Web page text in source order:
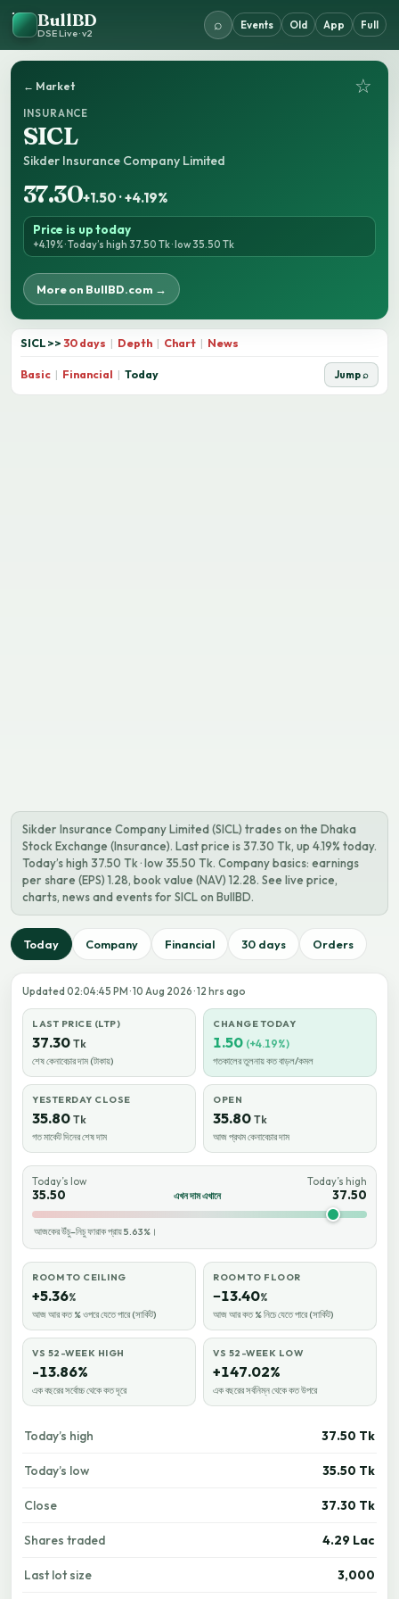
BullBD
DSE Live · v2
⌕ Events Old App Full
← Market ☆
INSURANCE
SICL
Sikder Insurance Company Limited
37.30+1.50 · +4.19%
Price is up today
+4.19% · Today’s high 37.50 Tk · low 35.50 Tk
More on BullBD.com →
SICL >> 30 days | Depth | Chart | News
Basic | Financial | Today Jump ⌕
Sikder Insurance Company Limited (SICL) trades on the Dhaka
Stock Exchange (Insurance). Last price is 37.30 Tk, up 4.19% today.
Today’s high 37.50 Tk · low 35.50 Tk. Company basics: earnings
per share (EPS) 1.28, book value (NAV) 12.28. See live price,
charts, news and events for SICL on BullBD.
Today Company Financial 30 days Orders
Updated 02:04:45 PM · 10 Aug 2026 · 12 hrs ago
LAST PRICE (LTP)
37.30 Tk
শেষ কেনাবেচার দাম (টাকায়)
CHANGE TODAY
1.50 (+4.19%)
গতকালের তুলনায় কত বাড়ল/কমল
YESTERDAY CLOSE
35.80 Tk
গত মার্কেট দিনের শেষ দাম
OPEN
35.80 Tk
আজ প্রথম কেনাবেচার দাম
Today’s low
35.50 এখন দাম এখানে
Today’s high
37.50
আজকের উঁচু–নিচু ফারাক প্রায় 5.63%।
ROOM TO CEILING
+5.36%
আজ আর কত % ওপরে যেতে পারে (সার্কিট)
ROOM TO FLOOR
−13.40%
আজ আর কত % নিচে যেতে পারে (সার্কিট)
VS 52-WEEK HIGH
-13.86%
এক বছরের সর্বোচ্চ থেকে কত দূরে
VS 52-WEEK LOW
+147.02%
এক বছরের সর্বনিম্ন থেকে কত উপরে
Today’s high 37.50 Tk
Today’s low 35.50 Tk
Close 37.30 Tk
Shares traded 4.29 Lac
Last lot size 3,000